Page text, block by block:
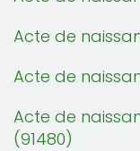
Acte de
Acte de
Acte de
(91480)